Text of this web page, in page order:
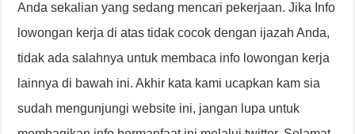
Anda sekalian yang sedang mencari pekerjaan. Jika Info
lowongan kerja di atas tidak cocok dengan ijazah Anda,
tidak ada salahnya untuk membaca info lowongan kerja
lainnya di bawah ini. Akhir kata kami ucapkan kam sia
sudah mengunjungi website ini, jangan lupa untuk